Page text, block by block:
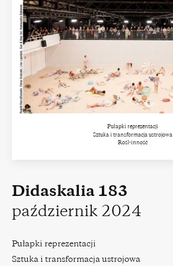
Pułapki reprezentacji
Sztuka i transformacja ustrojowa
Rośl-inność
Didaskalia 183
październik 2024
Pułapki reprezentacji
Sztuka i transformacja ustrojowa